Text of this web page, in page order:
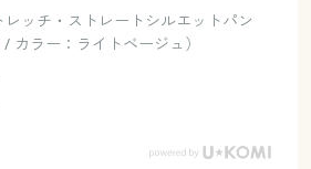
レッチ・ストレートシルエットパン
カラー：ライトベージュ）